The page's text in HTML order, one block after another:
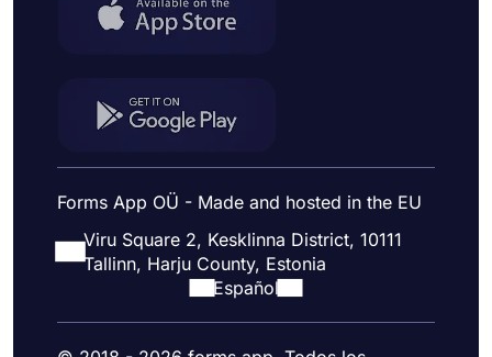
Forms App OÜ - Made and hosted in the EU
Viru Square 2, Kesklinna District, 10111
Tallinn, Harju County, Estonia
Español